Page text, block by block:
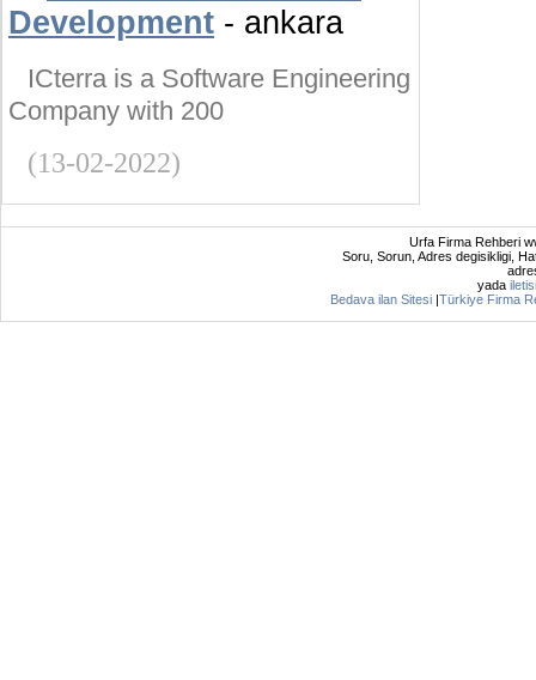
Development - ankara
ICterra is a Software Engineering
Company with 200
(13-02-2022)
Urfa Firma Rehberi
Soru, Sorun, Adres degisikligi,
yada
Bedava ilan Sitesi |Türkiye Firma